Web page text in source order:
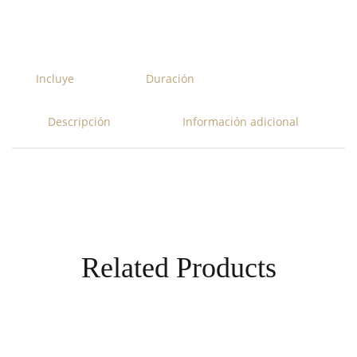
Incluye Duración
Descripción Información adicional
Related Products